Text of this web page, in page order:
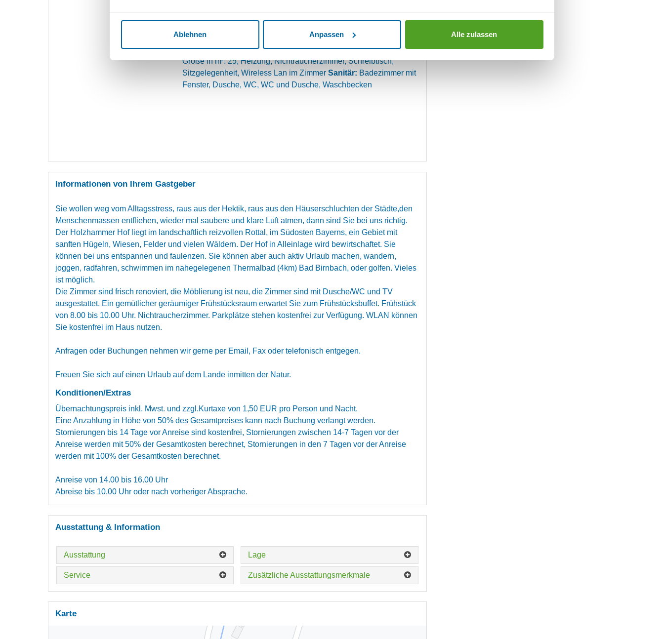
Ablehnen Anpassen Alle zulassen
Ausstattung:
1 Schlafraum, Bettwäsche vorhanden, Doppelbett,
Fenster können geöffnet werden, Fernseher, Getrennte Matratzen,
Größe in m²: 25, Heizung, Nichtraucherzimmer, Schreibtisch,
Sitzgelegenheit, Wireless Lan im Zimmer Sanitär: Badezimmer mit
Fenster, Dusche, WC, WC und Dusche, Waschbecken
Informationen von Ihrem Gastgeber
Sie wollen weg vom Alltagsstress, raus aus der Hektik, raus aus den Häuserschluchten der Städte,den
Menschenmassen entfliehen, wieder mal saubere und klare Luft atmen, dann sind Sie bei uns richtig.
Der Holzhammer Hof liegt im landschaftlich reizvollen Rottal, im Südosten Bayerns, ein Gebiet mit
sanften Hügeln, Wiesen, Felder und vielen Wäldern. Der Hof in Alleinlage wird bewirtschaftet. Sie
können bei uns entspannen und faulenzen. Sie können aber auch aktiv Urlaub machen, wandern,
joggen, radfahren, schwimmen im nahegelegenen Thermalbad (4km) Bad Birnbach, oder golfen. Vieles
ist möglich.
Die Zimmer sind frisch renoviert, die Möblierung ist neu, die Zimmer sind mit Dusche/WC und TV
ausgestattet. Ein gemütlicher geräumiger Frühstücksraum erwartet Sie zum Frühstücksbuffet. Frühstück
von 8.00 bis 10.00 Uhr. Nichtraucherzimmer. Parkplätze stehen kostenfrei zur Verfügung. WLAN können
Sie kostenfrei im Haus nutzen.
Anfragen oder Buchungen nehmen wir gerne per Email, Fax oder telefonisch entgegen.
Freuen Sie sich auf einen Urlaub auf dem Lande inmitten der Natur.
Konditionen/Extras
Übernachtungspreis inkl. Mwst. und zzgl.Kurtaxe von 1,50 EUR pro Person und Nacht.
Eine Anzahlung in Höhe von 50% des Gesamtpreises kann nach Buchung verlangt werden.
Stornierungen bis 14 Tage vor Anreise sind kostenfrei, Stornierungen zwischen 14-7 Tagen vor der
Anreise werden mit 50% der Gesamtkosten berechnet, Stornierungen in den 7 Tagen vor der Anreise
werden mit 100% der Gesamtkosten berechnet.
Anreise von 14.00 bis 16.00 Uhr
Abreise bis 10.00 Uhr oder nach vorheriger Absprache.
Ausstattung & Information
Ausstattung Lage
Service Zusätzliche Ausstattungsmerkmale
Karte